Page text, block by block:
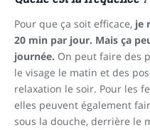
Pour que ça soit efficace, je
20 min par jour. Mais ça
journée. On peut faire des
le visage le matin et des
relaxation le soir. Pour les
elles peuvent également
sous la douche, derrière le